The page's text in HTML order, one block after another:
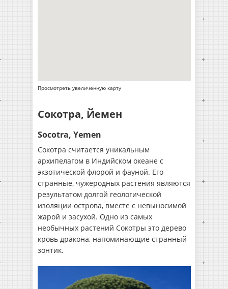
Просмотреть увеличенную карту
Сокотра, Йемен
Socotra, Yemen
Сокотра считается уникальным
архипелагом в Индийском океане с
экзотической флорой и фауной. Его
странные, чужеродных растения являются
результатом долгой геологической
изоляции острова, вместе с невыносимой
жарой и засухой. Одно из самых
необычных растений Сокотры это дерево
кровь дракона, напоминающие странный
зонтик.